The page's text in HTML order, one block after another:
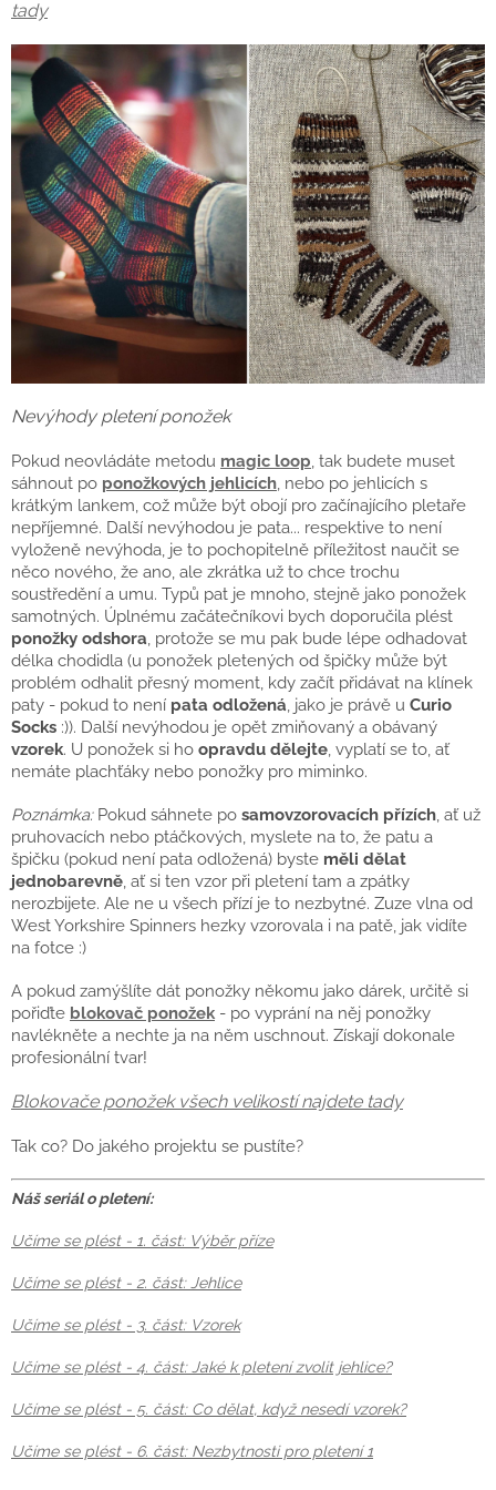
tady
Nevýhody pletení ponožek
Pokud neovládáte metodu magic loop , tak budete muset
sáhnout po ponožkových jehlicích , nebo po jehlicích s
krátkým lankem, což může být obojí pro začínajícího pletaře
nepříjemné. Další nevýhodou je pata... respektive to není
vyloženě nevýhoda, je to pochopitelně příležitost naučit se
něco nového, že ano, ale zkrátka už to chce trochu
soustředění a umu. Typů pat je mnoho, stejně jako ponožek
samotných. Úplnému začátečníkovi bych doporučila plést
ponožky odshora , protože se mu pak bude lépe odhadovat
délka chodidla (u ponožek pletených od špičky může být
problém odhalit přesný moment, kdy začít přidávat na klínek
paty - pokud to není pata odložená , jako je právě u Curio
Socks :)). Další nevýhodou je opět zmiňovaný a obávaný
vzorek. U ponožek si ho opravdu dělejte , vyplatí se to, ať
nemáte plachťáky nebo ponožky pro miminko.
Poznámka:Pokud sáhnete po samovzorovacích přízích , ať už
pruhovacích nebo ptáčkových, myslete na to, že patu a
špičku (pokud není pata odložená) byste měli dělat
jednobarevně , ať si ten vzor při pletení tam a zpátky
nerozbijete. Ale ne u všech přízí je to nezbytné. Zuze vlna od
West Yorkshire Spinners hezky vzorovala i na patě, jak vidíte
na fotce :)
A pokud zamýšlíte dát ponožky někomu jako dárek, určitě si
pořiďte blokovač ponožek - po vyprání na něj ponožky
navlékněte a nechte ja na něm uschnout. Získají dokonale
profesionální tvar!
Blokovače ponožek všech velikostí najdete tady
Tak co? Do jakého projektu se pustíte?
Náš seriál o pletení:
Učíme se plést - 1. část: Výběr příze
Učíme se plést - 2. část: Jehlice
Učíme se plést - 3. část: Vzorek
Učíme se plést - 4. část: Jaké k pletení zvolit jehlice?
Učíme se plést - 5. část: Co dělat, když nesedí vzorek?
Učíme se plést - 6. část: Nezbytnosti pro pletení 1